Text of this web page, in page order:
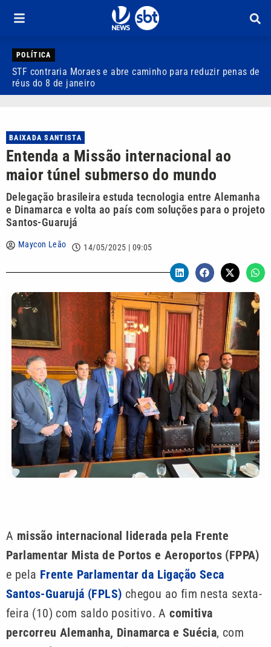
POLÍTICA
STF contraria Moraes e abre caminho para reduzir penas de
réus do 8 de janeiro
BAIXADA SANTISTA
Entenda a Missão internacional ao
maior túnel submerso do mundo
Delegação brasileira estuda tecnologia entre Alemanha
e Dinamarca e volta ao país com soluções para o projeto
Santos-Guarujá
Maycon Leão 14/05/2025 | 09:05
A missão internacional liderada pela Frente
Parlamentar Mista de Portos e Aeroportos (FPPA)
e pela Frente Parlamentar da Ligação Seca
Santos-Guarujá (FPLS) chegou ao fim nesta sexta-
feira (10) com saldo positivo. Acomitiva
percorreu Alemanha, Dinamarca e Suécia, com